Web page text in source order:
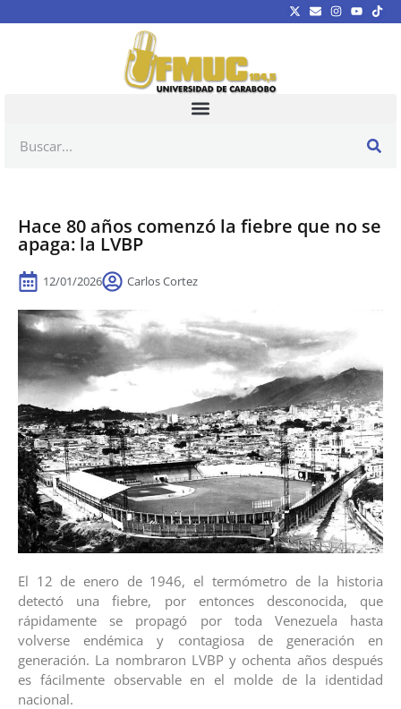
Hace 80 años comenzó la fiebre que no se
apaga: la LVBP
12/01/2026 Carlos Cortez
El 12 de enero de 1946, el termómetro de la historia
detectó una fiebre, por entonces desconocida, que
rápidamente se propagó por toda Venezuela hasta
volverse endémica y contagiosa de generación en
generación. La nombraron LVBP y ochenta años después
es fácilmente observable en el molde de la identidad
nacional.